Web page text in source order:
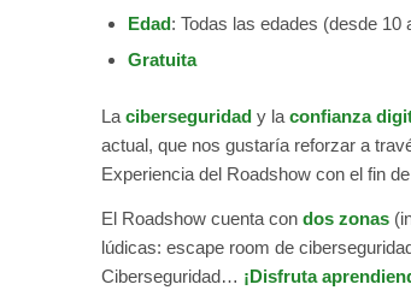
Edad: Todas las edades (desde 10
Gratuita
La ciberseguridady la confianza
actual, que nos gustaría reforzar a
Experiencia del Roadshow con el fin
El Roadshow cuenta con dos zonas
lúdicas: escape room de
Ciberseguridad… ¡Disfruta